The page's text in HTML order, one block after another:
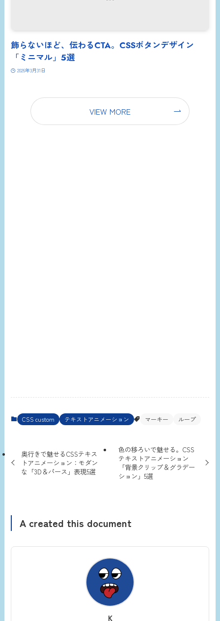
飾らないほど、伝わるCTA。CSSボタンデザイン
「ミニマル」5選
2026年3月31日
VIEW MORE
CSS custom テキストアニメーション マーキー ループ
奥行きで魅せるCSSテキス
トアニメーション：モダン
な「3D＆パース」表現5選
色の移ろいで魅せる。CSS
テキストアニメーション
「背景クリップ＆グラデー
ション」5選
A created this document
K